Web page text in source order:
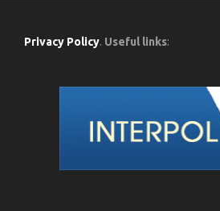
Privacy Policy. Useful links: